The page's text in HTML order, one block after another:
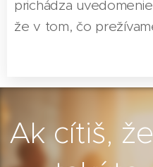
prichádza
že v tom, čo
Ak cítiš,